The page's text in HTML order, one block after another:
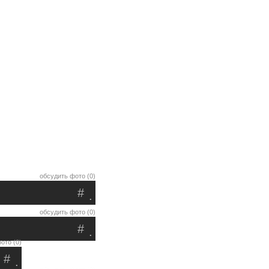
обсудить фото (0)
.
#
обсудить фото (0)
.
#
(0)
.
#